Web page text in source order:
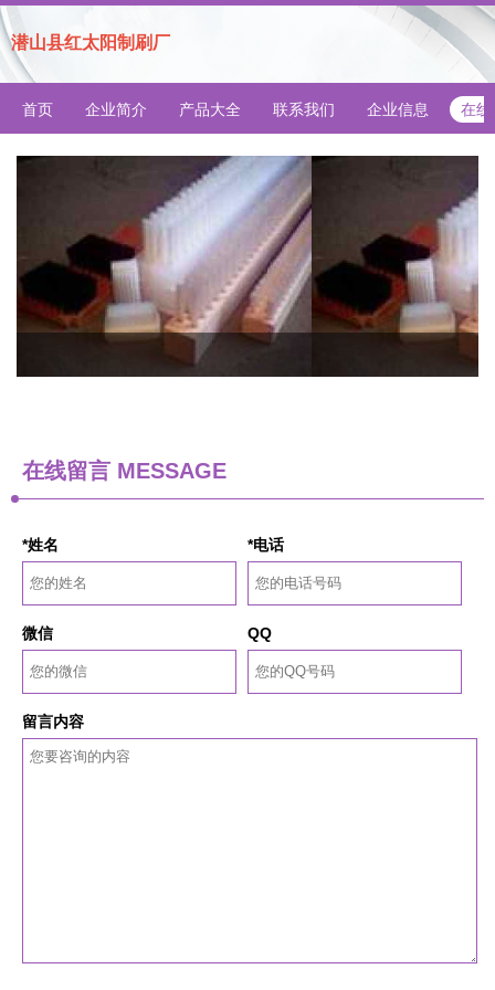
潜山县红太阳制刷厂
首页 企业简介 产品大全 联系我们 企业信息 在线
在线留言 MESSAGE
*姓名 *电话
微信 QQ
留言内容